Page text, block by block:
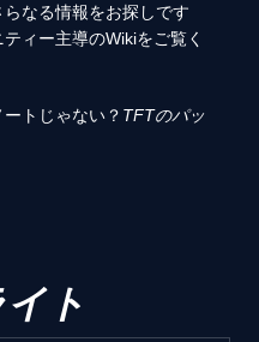
なる情報をお探しです
ィー主導のWikiをご覧く
トじゃない？ TFTのパッ
ト